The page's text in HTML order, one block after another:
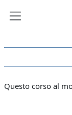
Questo corso al